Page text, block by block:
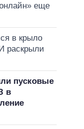
еще
в крыло
раскрыли
пусковые
в